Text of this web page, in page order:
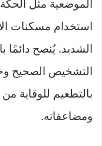
الموضعية مثل
استخدام مسكنات
الشديد. يُنصح
التشخيص الصحيح
بالتطعيم للوقاية من
ومضاعفاته.